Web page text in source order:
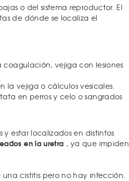
o del sistema reproductor. El
de dónde se localiza el
vejiga con lesiones
la vejiga o cálculos vesicales.
en perros y celo o sangrados
y estar localizados en distintos
en la uretra , ya que impiden
una cistitis pero no hay infección.